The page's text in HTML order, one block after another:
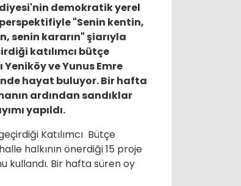
demokratik yerel
"Senin kentin,
senin kararın" şiarıyla
katılımcı bütçe
ve Yunus Emre
hayat buluyor. Bir hafta
ardından sandıklar
yapıldı.
Katılımcı Bütçe
halkının önerdiği 15 proje
kullandı. Bir hafta süren oy